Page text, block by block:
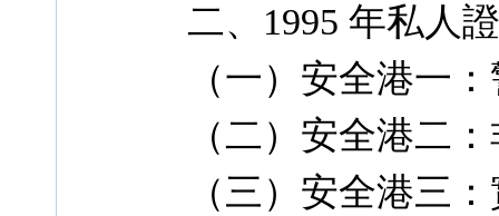
二、1995 年私人
（一）安全港一
（二）安全港二
（三）安全港三